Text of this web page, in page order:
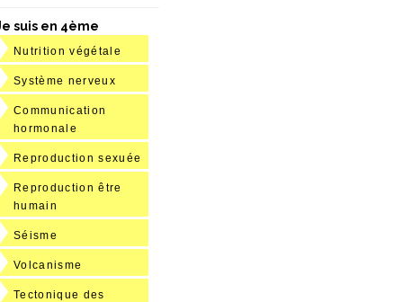
suis en 4ème
Nutrition végétale
Système nerveux
Communication
hormonale
Reproduction sexuée
Reproduction être
humain
Séisme
Volcanisme
Tectonique des